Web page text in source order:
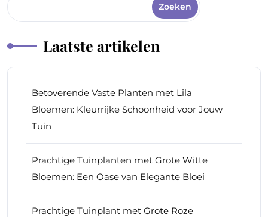
Zoeken
Laatste artikelen
Betoverende Vaste Planten met Lila
Bloemen: Kleurrijke Schoonheid voor Jouw
Tuin
Prachtige Tuinplanten met Grote Witte
Bloemen: Een Oase van Elegante Bloei
Prachtige Tuinplant met Grote Roze